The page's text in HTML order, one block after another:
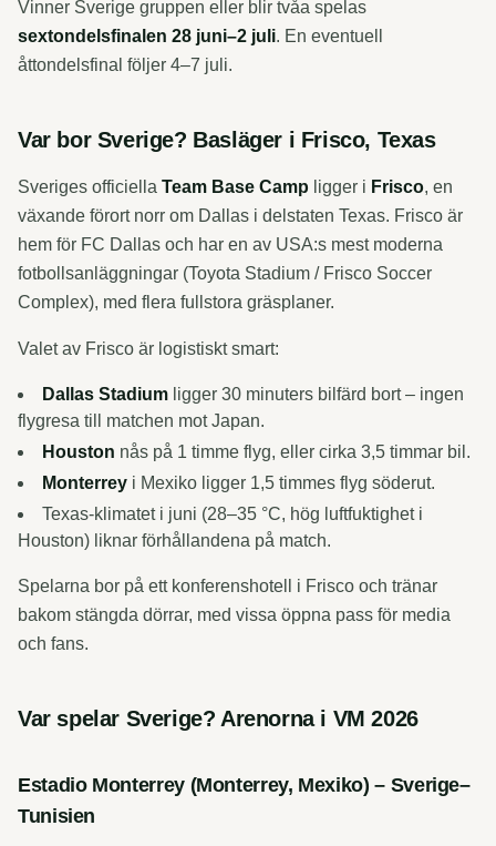
Vinner Sverige gruppen eller blir tvåa spelas
sextondelsfinalen 28 juni–2 juli. En eventuell
åttondelsfinal följer 4–7 juli.
Var bor Sverige? Basläger i Frisco, Texas
Sveriges officiella Team Base Camp ligger i Frisco, en
växande förort norr om Dallas i delstaten Texas. Frisco är
hem för FC Dallas och har en av USA:s mest moderna
fotbollsanläggningar (Toyota Stadium / Frisco Soccer
Complex), med flera fullstora gräsplaner.
Valet av Frisco är logistiskt smart:
Dallas Stadium ligger 30 minuters bilfärd bort – ingen
flygresa till matchen mot Japan.
Houston nås på 1 timme flyg, eller cirka 3,5 timmar bil.
Monterrey i Mexiko ligger 1,5 timmes flyg söderut.
Texas-klimatet i juni (28–35 °C, hög luftfuktighet i
Houston) liknar förhållandena på match.
Spelarna bor på ett konferenshotell i Frisco och tränar
bakom stängda dörrar, med vissa öppna pass för media
och fans.
Var spelar Sverige? Arenorna i VM 2026
Estadio Monterrey (Monterrey, Mexiko) – Sverige–
Tunisien